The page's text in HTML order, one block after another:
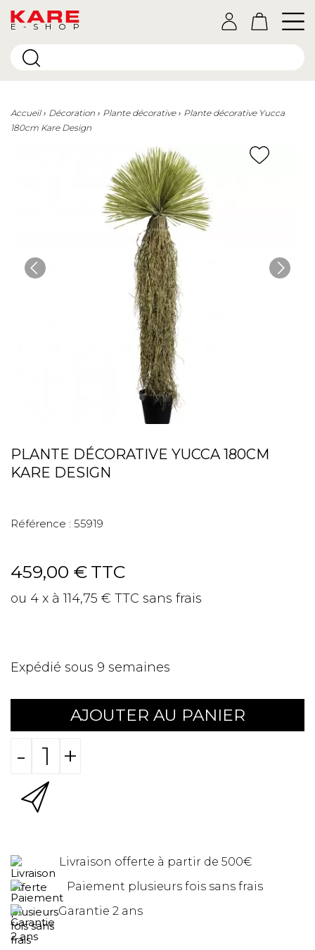
E-SHOP
Accueil Décoration Plante décorative
Plante décorative Yucca
180cm Kare Design
PLANTE DÉCORATIVE YUCCA 180CM
KARE DESIGN
Référence : 55919
459,00 € TTC
ou 4 x à 114,75 € TTC sans frais
Expédié sous 9 semaines
AJOUTER AU PANIER
- +
Livraison offerte à partir de 500€
Paiement plusieurs fois sans frais
Garantie 2 ans